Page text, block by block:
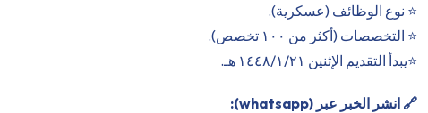
⭐️ نوع الوظائف (عسكرية).
⭐️ التخصصات (أكثر من ١٠٠ تخصص).
⭐️يبدأ التقديم الإثنين ١٤٤٨/١/٢١ هـ.
🔗 انشر الخبر عبر (whatsapp):